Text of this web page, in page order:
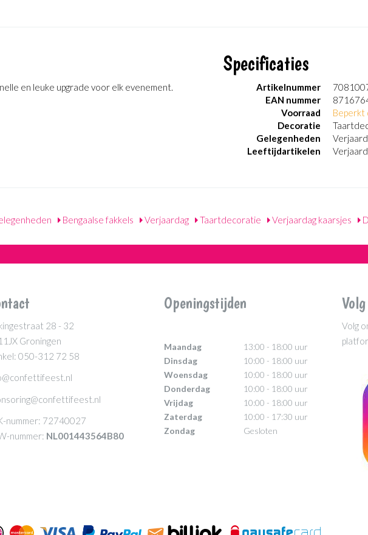
en leuke upgrade voor elk evenement.
Specificaties
Artikelnummer
EAN nummer
Voorraad
Beperkt
Decoratie
Gelegenheden
Leeftijdartikelen
Bengaalse fakkels Verjaardag Taartdecoratie Verjaardag kaarsjes
28 - 32
Groningen
050-312 72 58
nummer: 72740027
nummer: NL001443564B80
Openingstijden
Maandag
13:00 - 18:00 uur
Dinsdag
10:00 - 18:00 uur
Woensdag
10:00 - 18:00 uur
Donderdag
10:00 - 18:00 uur
Vrijdag
10:00 - 18:00 uur
Zaterdag
10:00 - 17:30 uur
Zondag
Gesloten
Volg